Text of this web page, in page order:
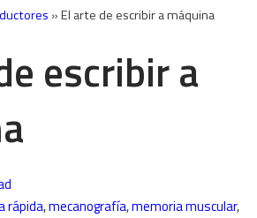
»El arte de escribir a máquina
escribir a
rápida,mecanografía,memoria muscular,